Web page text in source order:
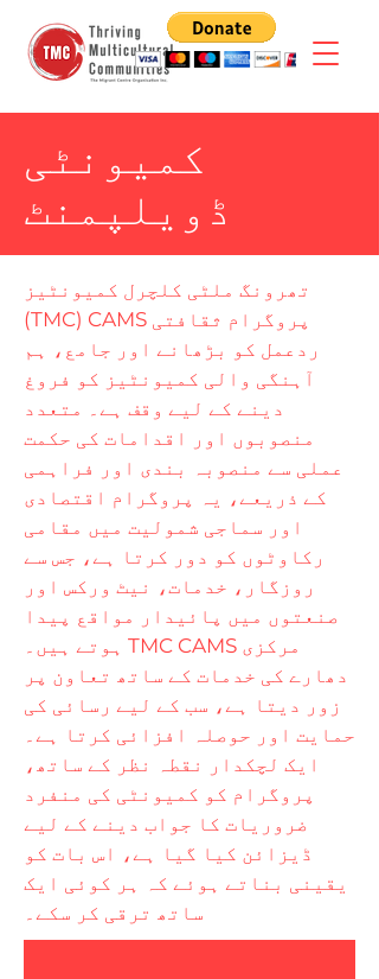
کمیونٹی
ڈویلپمنٹ
تھرونگ ملٹی کلچرل کمیونٹیز
(TMC) CAMS پروگرام ثقافتی
ردعمل کو بڑھانے اور جامع، ہم
آہنگی والی کمیونٹیز کو فروغ
دینے کے لیے وقف ہے۔ متعدد
منصوبوں اور اقدامات کی حکمت
عملی سے منصوبہ بندی اور فراہمی
کے ذریعے، یہ پروگرام اقتصادی
اور سماجی شمولیت میں مقامی
رکاوٹوں کو دور کرتا ہے، جس سے
روزگار، خدمات، نیٹ ورکس اور
صنعتوں میں پائیدار مواقع پیدا
ہوتے ہیں۔ TMC CAMS مرکزی
دھارے کی خدمات کے ساتھ تعاون پر
زور دیتا ہے، سب کے لیے رسائی کی
حمایت اور حوصلہ افزائی کرتا ہے۔
ایک لچکدار نقطہ نظر کے ساتھ،
پروگرام کو کمیونٹی کی منفرد
ضروریات کا جواب دینے کے لیے
ڈیزائن کیا گیا ہے، اس بات کو
یقینی بناتے ہوئے کہ ہر کوئی ایک
ساتھ ترقی کر سکے۔